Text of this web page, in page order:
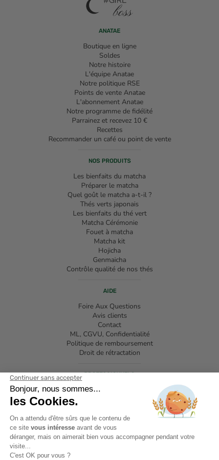
ANATAE
Boutique en ligne
Soldes
Notre histoire
L'équipe Anatae
Notre politique RSE
Points de vente Anatae
L'abonnement Anatae
Notre programme de fidélité
Parrainez et recevez 10 €
Recettes
Recommander un café ou point de vente
NOS PRODUITS
Les bienfaits du matcha
Préparer le matcha
Quel goût le matcha a-t-il ?
Thés verts japonais
Les bienfaits du thé vert
Matcha Cérémonie
Fouet à matcha
Matcha kit
Hojicha
Genmaicha
Contrôle qualité de nos thés
AIDE
Foire Aux Questions
Avis clients
Contact
ML, CGVU, Confidentialité
Politique de remboursement
Droit de rétractation
PROFESSIONNELS
Devenir partenaire Anatae
Accéder à l'espace professionnels